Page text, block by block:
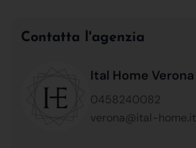
Contatta l'agenzia
Ital Home Verona
0458240082
verona@ital-home.it